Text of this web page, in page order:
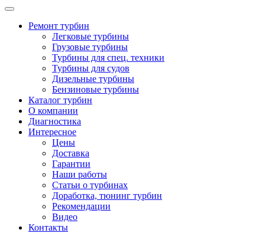
Ремонт турбин
Легковые турбины
Грузовые турбины
Турбины для спец. техники
Турбины для судов
Дизельные турбины
Бензиновые турбины
Каталог турбин
О компании
Диагностика
Интересное
Цены
Доставка
Гарантии
Наши работы
Статьи о турбинах
Доработка, тюнинг турбин
Рекомендации
Видео
Контакты